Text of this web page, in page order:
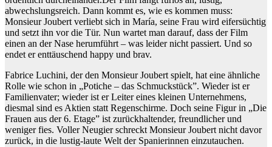
abwechslungsreich. Dann kommt es, wie es kommen muss:
Monsieur Joubert verliebt sich in María, seine Frau wird eifersüchtig
und setzt ihn vor die Tür. Nun wartet man darauf, dass der Film
einen an der Nase herumführt – was leider nicht passiert. Und so
endet er enttäuschend happy und brav.
Fabrice Luchini, der den Monsieur Joubert spielt, hat eine ähnliche
Rolle wie schon in „Potiche – das Schmuckstück”. Wieder ist er
Familienvater; wieder ist er Leiter eines kleinen Unternehmens,
diesmal sind es Aktien statt Regenschirme. Doch seine Figur in „Die
Frauen aus der 6. Etage” ist zurückhaltender, freundlicher und
weniger fies. Voller Neugier schreckt Monsieur Joubert nicht davor
zurück, in die lustig-laute Welt der Spanierinnen einzutauchen.